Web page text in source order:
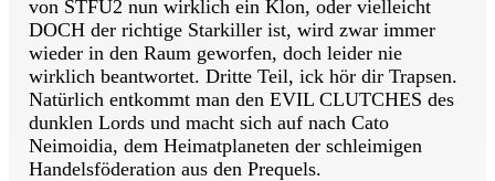
von STFU2 nun wirklich ein Klon, oder vielleicht
DOCH der richtige Starkiller ist, wird zwar immer
wieder in den Raum geworfen, doch leider nie
wirklich beantwortet. Dritte Teil, ick hör dir Trapsen.
Natürlich entkommt man den EVIL CLUTCHES des
dunklen Lords und macht sich auf nach Cato
Neimoidia, dem Heimatplaneten der schleimigen
Handelsföderation aus den Prequels.